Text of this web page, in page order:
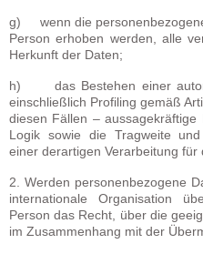
g) wenn die
Person erhoben werden, alle
Herkunft der Daten;
h) das Bestehen einer
einschließlich Profiling gemäß
diesen Fällen –
Logik sowie die Tragweite
einer derartigen Verarbeitung für
2. Werden personenbezogene
internationale Organisation
Person das Recht, über die
im Zusammenhang mit der